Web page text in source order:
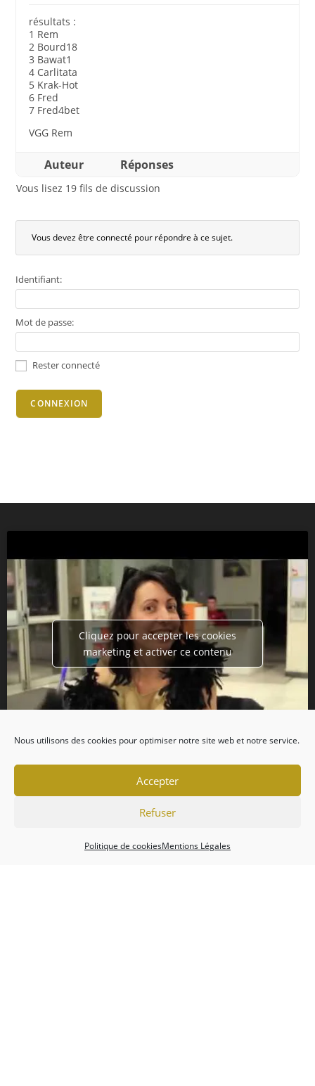
Nous utilisons des cookies pour optimiser notre site web et notre service.
Accepter
Refuser
Politique de cookiesMentions Légales
résultats :
1 Rem
2 Bourd18
3 Bawat1
4 Carlitata
5 Krak-Hot
6 Fred
7 Fred4bet
VGG Rem
Auteur Réponses
Vous lisez 19 fils de discussion
Vous devez être connecté pour répondre à ce sujet.
Identifiant:
Mot de passe:
Rester connecté
CONNEXION
Cliquez pour accepter les cookies
marketing et activer ce contenu